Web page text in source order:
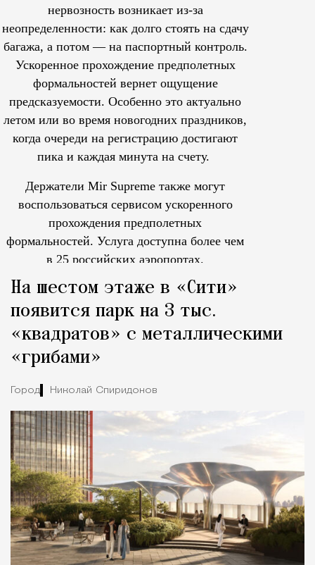
нервозность возникает из-за
неопределенности: как долго стоять на сдачу
багажа, а потом — на паспортный контроль.
Ускоренное прохождение предполетных
формальностей вернет ощущение
предсказуемости. Особенно это актуально
летом или во время новогодних праздников,
когда очереди на регистрацию достигают
пика и каждая минута на счету.
Держатели Mir Supreme также могут
воспользоваться сервисом ускоренного
прохождения предполетных
формальностей. Услуга доступна более чем
в 25 российских аэропортах.
На шестом этаже в «Сити»
появится парк на 3 тыс.
«квадратов» с металлическими
«грибами»
Город Николай Спиридонов